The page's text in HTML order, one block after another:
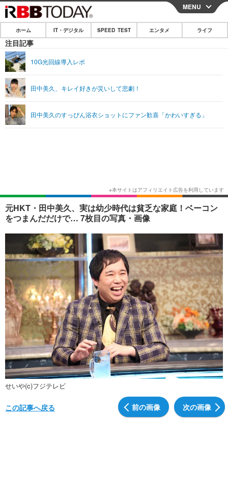
CLOSE
ホーム
IT・デジタル
ショッピング その他
SPEED TEST
エンタメ
エンタメTOP 映画・ドラマ
ショッピング その他
ライフ
MENU
ホーム IT・デジタル SPEED TEST エンタメ ライフ
注目記事
10G光回線導入レポ
田中美久、キレイ好きが災いして悲劇！
田中美久のすっぴん浴衣ショットにファン歓喜「かわいすぎる」
元HKT・田中美久、実は幼少時代は貧乏な家庭！ベーコン
をつまんだだけで… 7枚目の写真・画像
せいや(c)フジテレビ
前の画像 次の画像
この記事へ戻る